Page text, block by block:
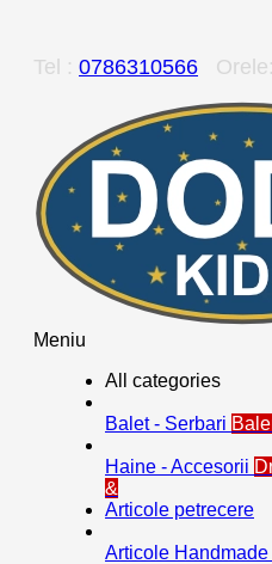
Tel : 0786310566
Meniu
All categories
Balet - Serbari
Haine - Accesorii
&
Articole petrecere
Articole Handmade